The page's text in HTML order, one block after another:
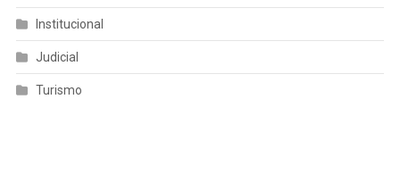
Institucional
Judicial
Turismo